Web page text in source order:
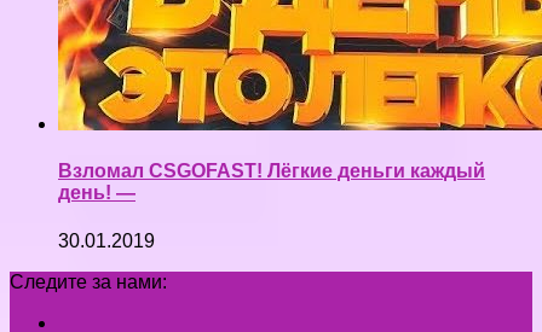
Взломал CSGOFAST! Лёгкие деньги каждый
день! —
30.01.2019
Следите за нами: